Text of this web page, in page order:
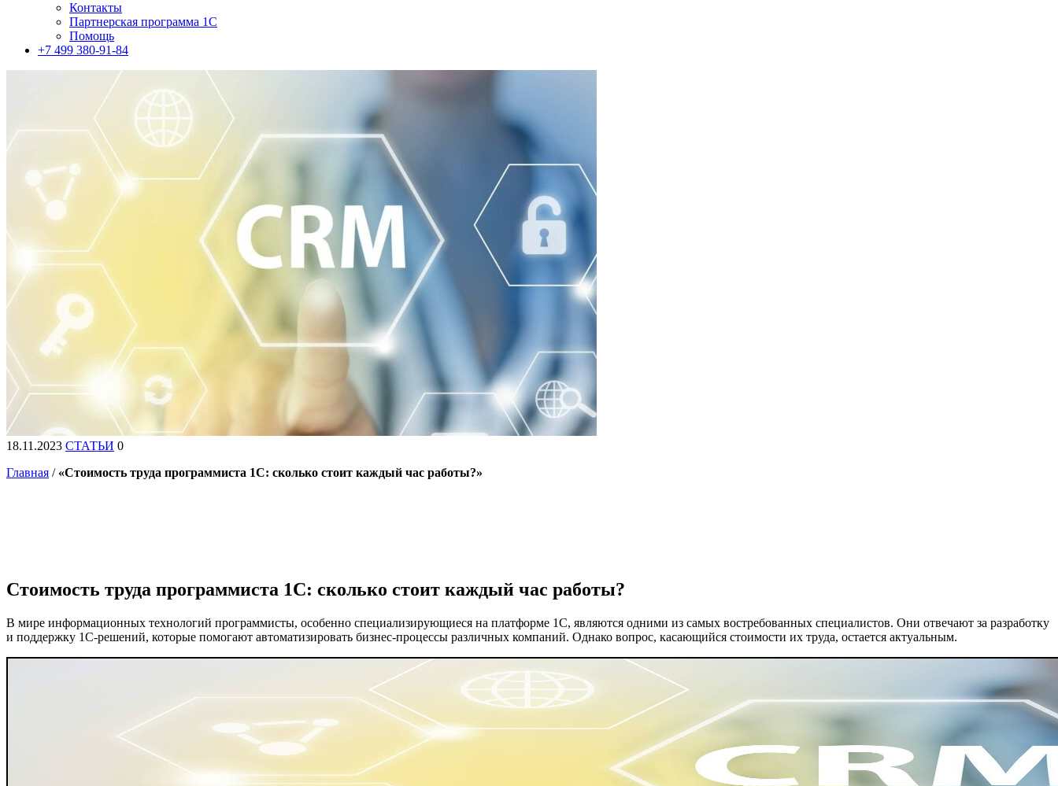
Контакты
Партнерская программа 1С
Помощь
+7 499 380-91-84
18.11.2023 СТАТЬИ 0
Главная / «Стоимость труда программиста 1С: сколько стоит каждый час работы?»
Стоимость труда программиста 1С: сколько стоит каждый час работы?
В мире информационных технологий программисты, особенно специализирующиеся на платформе 1С, являются одними из самых востребованных специалистов. Они отвечают за разработку
и поддержку 1С-решений, которые помогают автоматизировать бизнес-процессы различных компаний. Однако вопрос, касающийся стоимости их труда, остается актуальным.